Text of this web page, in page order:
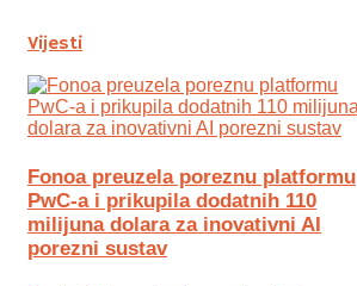
Vijesti
Fonoa preuzela poreznu platformu
PwC-a i prikupila dodatnih 110
milijuna dolara za inovativni AI
porezni sustav